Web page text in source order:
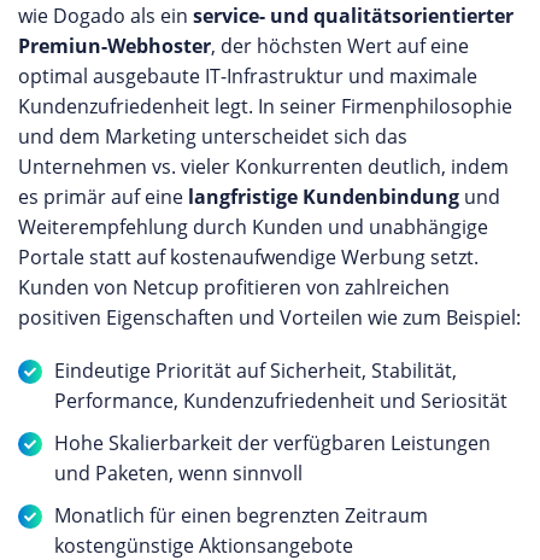
wie Dogado als ein service- und qualitätsorientierter
Premiun-Webhoster, der höchsten Wert auf eine
optimal ausgebaute IT-Infrastruktur und maximale
Kundenzufriedenheit legt. In seiner Firmenphilosophie
und dem Marketing unterscheidet sich das
Unternehmen vs. vieler Konkurrenten deutlich, indem
es primär auf eine langfristige Kundenbindung und
Weiterempfehlung durch Kunden und unabhängige
Portale statt auf kostenaufwendige Werbung setzt.
Kunden von Netcup profitieren von zahlreichen
positiven Eigenschaften und Vorteilen wie zum Beispiel:
Eindeutige Priorität auf Sicherheit, Stabilität,
Performance, Kundenzufriedenheit und Seriosität
Hohe Skalierbarkeit der verfügbaren Leistungen
und Paketen, wenn sinnvoll
Monatlich für einen begrenzten Zeitraum
kostengünstige Aktionsangebote